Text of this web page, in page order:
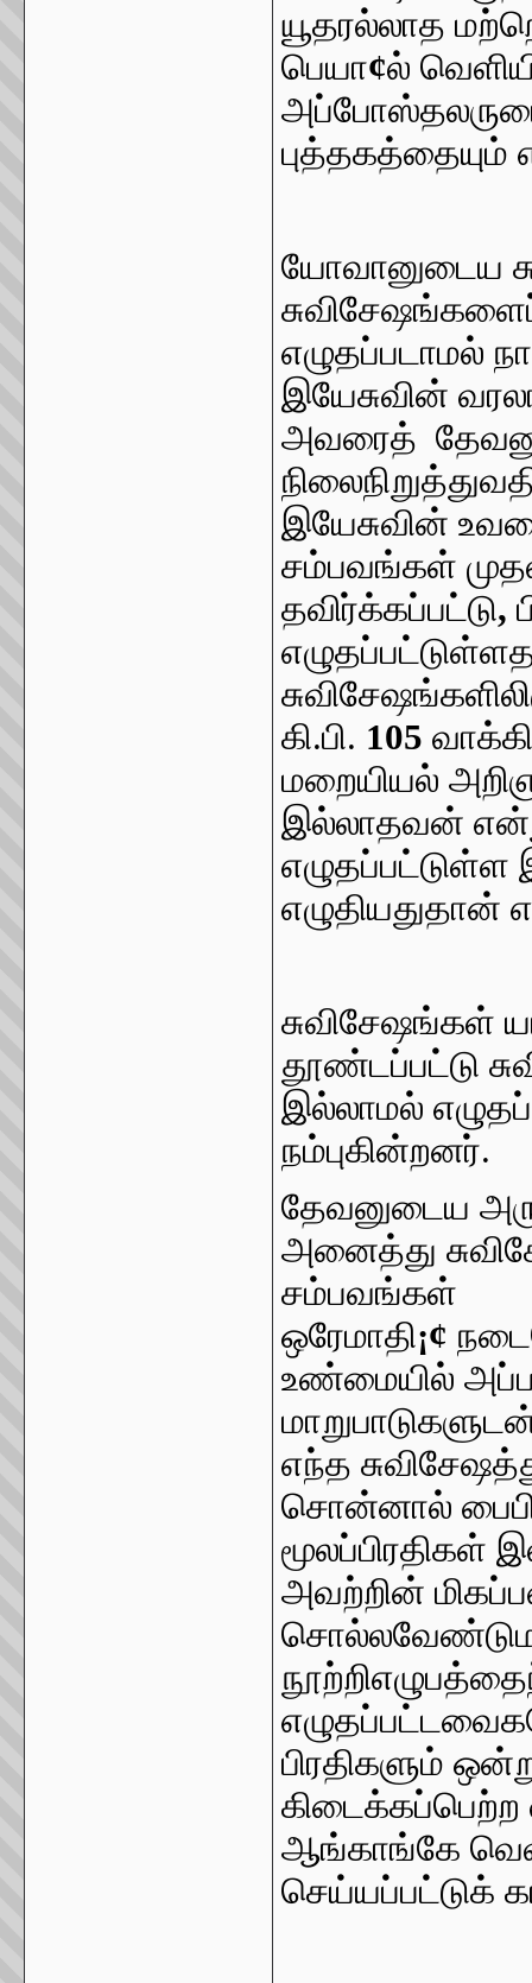
யூதரல்லாத
பெயா¢ல்
புத்தகத்தையும்
யோவானுடைய
எழுதப்படாமல்
இயேசுவின்
அவரைத்
இயேசுவின்
சம்பவங்கள்
தவிர்க்கப்பட்டு,
கி.பி. 105
மறையியல்
இல்லாதவன்
எழுதப்பட்டுள்ள
எழுதியதுதான்
சுவிசேஷங்கள்
தூண்டப்பட்டு
இல்லாமல்
நம்புகின்றனர்.
தேவனுடைய
அனைத்து
சம்பவங்கள்
ஒரேமாதி¡¢
உண்மையில்
எந்த
சொன்னால்
அவற்றின்
பிரதிகளும்
கிடைக்கப்பெற்ற
ஆங்காங்கே
செய்யப்பட்டுக்